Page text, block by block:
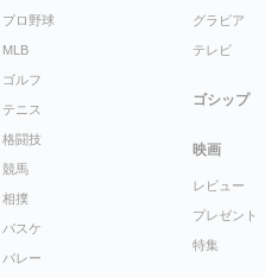
プロ野球
MLB
ゴルフ
テニス
格闘技
競馬
相撲
バスケ
バレー
グラビア
テレビ
ゴシップ
映画
レビュー
プレゼント
特集